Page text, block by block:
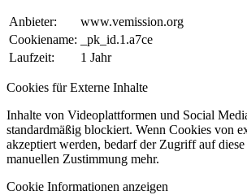
Anbieter:
www.vemission.org
Cookiename:
_pk_id.1.a7ce
Laufzeit:
1 Jahr
Cookies für Externe Inhalte
Inhalte von Videoplattformen und Social
standardmäßig blockiert. Wenn Cookies von
akzeptiert werden, bedarf der Zugriff auf
manuellen Zustimmung mehr.
Cookie Informationen anzeigen